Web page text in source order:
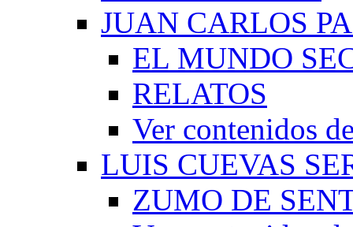
JUAN CARLOS
EL MUNDO
RELATOS
Ver contenidos
LUIS CUEVAS
ZUMO DE